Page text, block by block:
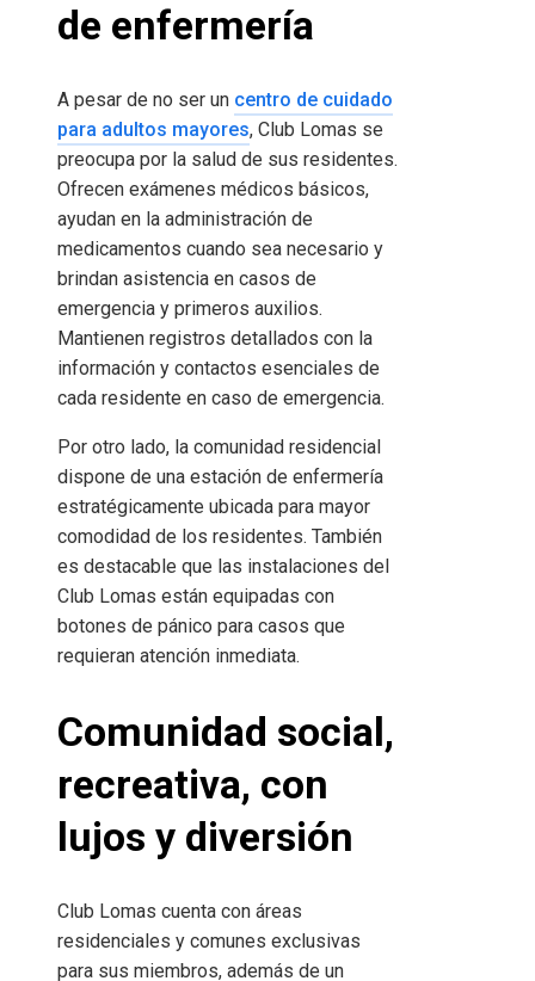
de enfermería
A pesar de no ser un centro de cuidado
para adultos mayores, Club Lomas se
preocupa por la salud de sus residentes.
Ofrecen exámenes médicos básicos,
ayudan en la administración de
medicamentos cuando sea necesario y
brindan asistencia en casos de
emergencia y primeros auxilios.
Mantienen registros detallados con la
información y contactos esenciales de
cada residente en caso de emergencia.
Por otro lado, la comunidad residencial
dispone de una estación de enfermería
estratégicamente ubicada para mayor
comodidad de los residentes. También
es destacable que las instalaciones del
Club Lomas están equipadas con
botones de pánico para casos que
requieran atención inmediata.
Comunidad social,
recreativa, con
lujos y diversión
Club Lomas cuenta con áreas
residenciales y comunes exclusivas
para sus miembros, además de un